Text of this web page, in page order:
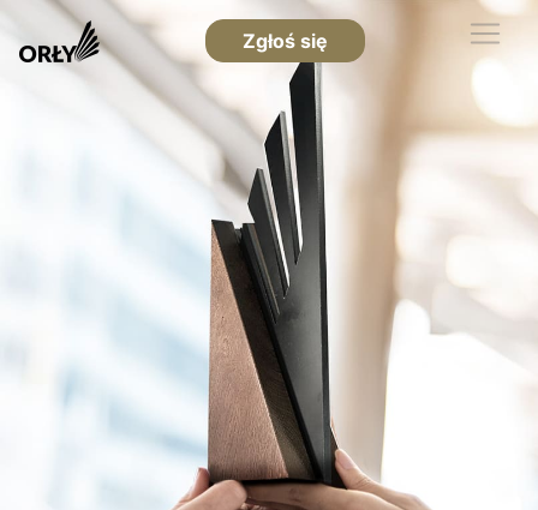
Zgłoś się